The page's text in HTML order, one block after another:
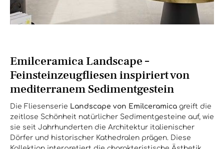
Emilceramica Landscape –
Feinsteinzeugfliesen inspiriert von
mediterranem Sedimentgestein
Die Fliesenserie Landscape von Emilceramica greift die
zeitlose Schönheit natürlicher Sedimentgesteine auf, wie
sie seit Jahrhunderten die Architektur italienischer
Dörfer und historischer Kathedralen prägen. Diese